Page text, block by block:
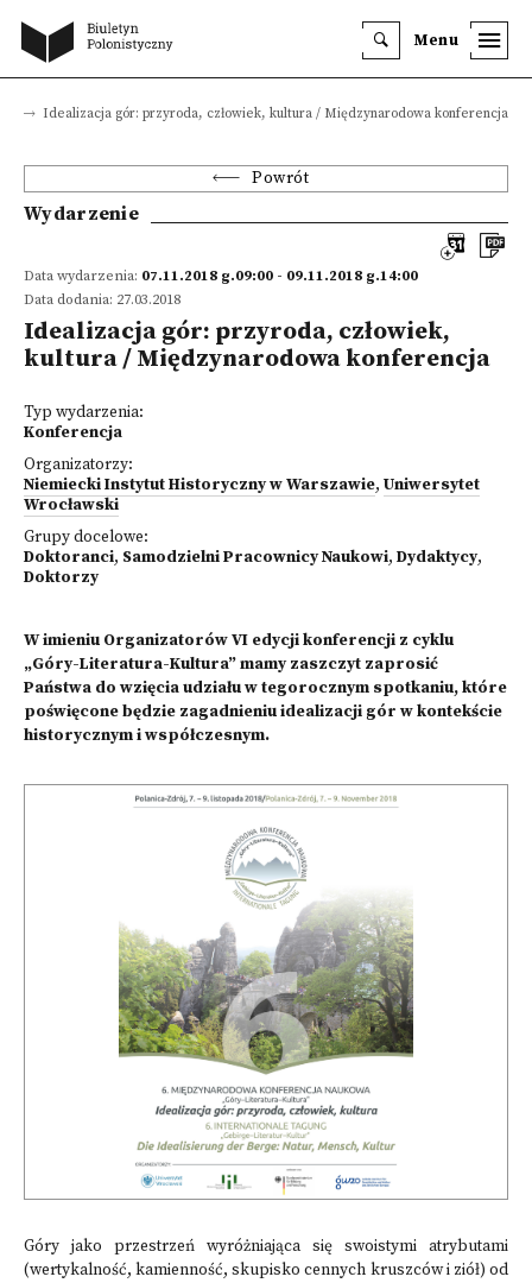
Menu
Idealizacja gór: przyroda, człowiek, kultura / Międzynarodowa konferencja
Powrót
Wydarzenie
Data wydarzenia: 07.11.2018 g.09:00 - 09.11.2018 g.14:00
Data dodania: 27.03.2018
Idealizacja gór: przyroda, człowiek,
kultura / Międzynarodowa konferencja
Typ wydarzenia:
Konferencja
Organizatorzy:
Niemiecki Instytut Historyczny w Warszawie, Uniwersytet
Wrocławski
Grupy docelowe:
Doktoranci, Samodzielni Pracownicy Naukowi, Dydaktycy,
Doktorzy
W imieniu Organizatorów VI edycji konferencji z cyklu
„Góry-Literatura-Kultura” mamy zaszczyt zaprosić
Państwa do wzięcia udziału w tegorocznym spotkaniu, które
poświęcone będzie zagadnieniu idealizacji gór w kontekście
historycznym i współczesnym.
Góry jako przestrzeń wyróżniająca się swoistymi atrybutami
(wertykalność, kamienność, skupisko cennych kruszców i ziół) od